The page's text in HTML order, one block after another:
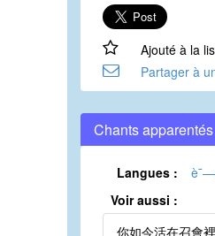
Ajouté à la
Partager à
Chants apparentés
Langues :
Voir aussi :
你如今活在召會裡